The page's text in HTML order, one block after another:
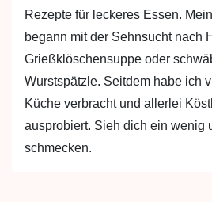
Rezepte für leckeres Essen.
begann mit der Sehnsucht nach
Grießklöschensuppe oder
Wurstspätzle. Seitdem habe ich
Küche verbracht und allerlei
ausprobiert. Sieh dich ein wenig
schmecken.